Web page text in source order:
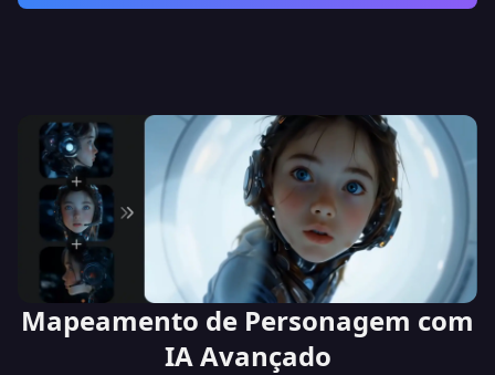
Mapeamento de Personagem com
IA Avançado